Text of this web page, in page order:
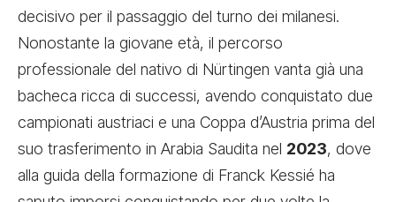
decisivo per il passaggio del turno dei milanesi.
Nonostante la giovane età, il percorso
professionale del nativo di Nürtingen vanta già una
bacheca ricca di successi, avendo conquistato due
campionati austriaci e una Coppa d’Austria prima del
suo trasferimento in Arabia Saudita nel 2023, dove
alla guida della formazione di Franck Kessié ha